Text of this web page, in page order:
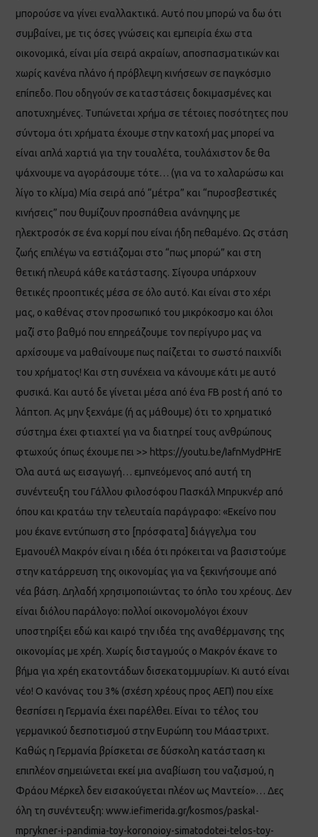
μπορούσε να γίνει εναλλακτικά. Αυτό που μπορώ να δω ότι
συμβαίνει, με τις όσες γνώσεις και εμπειρία έχω στα
οικονομικά, είναι μία σειρά ακραίων, αποσπασματικών και
χωρίς κανένα πλάνο ή πρόβλεψη κινήσεων σε παγκόσμιο
επίπεδο. Που οδηγούν σε καταστάσεις δοκιμασμένες και
αποτυχημένες. Τυπώνεται χρήμα σε τέτοιες ποσότητες που
σύντομα ότι χρήματα έχουμε στην κατοχή μας μπορεί να
είναι απλά χαρτιά για την τουαλέτα, τουλάχιστον δε θα
ψάχνουμε να αγοράσουμε τότε… (για να το χαλαρώσω και
λίγο το κλίμα) Μία σειρά από “μέτρα” και “πυροσβεστικές
κινήσεις” που θυμίζουν προσπάθεια ανάνηψης με
ηλεκτροσόκ σε ένα κορμί που είναι ήδη πεθαμένο. Ως στάση
ζωής επιλέγω να εστιάζομαι στο “πως μπορώ” και στη
θετική πλευρά κάθε κατάστασης. Σίγουρα υπάρχουν
θετικές προοπτικές μέσα σε όλο αυτό. Και είναι στο χέρι
μας, ο καθένας στον προσωπικό του μικρόκοσμο και όλοι
μαζί στο βαθμό που επηρεάζουμε τον περίγυρο μας να
αρχίσουμε να μαθαίνουμε πως παίζεται το σωστό παιχνίδι
του χρήματος! Και στη συνέχεια να κάνουμε κάτι με αυτό
φυσικά. Και αυτό δε γίνεται μέσα από ένα FB post ή από το
λάπτοπ. Ας μην ξεχνάμε (ή ας μάθουμε) ότι το χρηματικό
σύστημα έχει φτιαχτεί για να διατηρεί τους ανθρώπους
φτωχούς όπως έχουμε πει >> https://youtu.be/IafnMydPHrE
Όλα αυτά ως εισαγωγή… εμπνεόμενος από αυτή τη
συνέντευξη του Γάλλου φιλοσόφου Πασκάλ Μπρυκνέρ από
όπου και κρατάω την τελευταία παράγραφο: «Εκείνο που
μου έκανε εντύπωση στο [πρόσφατα] διάγγελμα του
Εμανουέλ Μακρόν είναι η ιδέα ότι πρόκειται να βασιστούμε
στην κατάρρευση της οικονομίας για να ξεκινήσουμε από
νέα βάση. Δηλαδή χρησιμοποιώντας το όπλο του χρέους. Δεν
είναι διόλου παράλογο: πολλοί οικονομολόγοι έχουν
υποστηρίξει εδώ και καιρό την ιδέα της αναθέρμανσης της
οικονομίας με χρέη. Χωρίς δισταγμούς ο Μακρόν έκανε το
βήμα για χρέη εκατοντάδων δισεκατομμυρίων. Κι αυτό είναι
νέο! Ο κανόνας του 3% (σχέση χρέους προς ΑΕΠ) που είχε
θεσπίσει η Γερμανία έχει παρέλθει. Είναι το τέλος του
γερμανικού δεσποτισμού στην Ευρώπη του Μάαστριχτ.
Καθώς η Γερμανία βρίσκεται σε δύσκολη κατάσταση κι
επιπλέον σημειώνεται εκεί μια αναβίωση του ναζισμού, η
Φράου Μέρκελ δεν εισακούγεται πλέον ως Μαντείο»… Δες
όλη τη συνέντευξη: www.iefimerida.gr/kosmos/paskal-
mprykner-i-pandimia-toy-koronoioy-simatodotei-telos-toy-